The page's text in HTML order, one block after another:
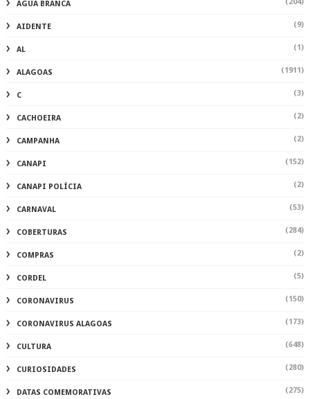
ÁGUA BRANCA (204)
AIDENTE (9)
AL (1)
ALAGOAS (1911)
C (3)
CACHOEIRA (2)
CAMPANHA (2)
CANAPI (152)
CANAPI POLÍCIA (2)
CARNAVAL (53)
COBERTURAS (284)
COMPRAS (2)
CORDEL (5)
CORONAVIRUS (150)
CORONAVIRUS ALAGOAS (173)
CULTURA (648)
CURIOSIDADES (280)
DATAS COMEMORATIVAS (275)